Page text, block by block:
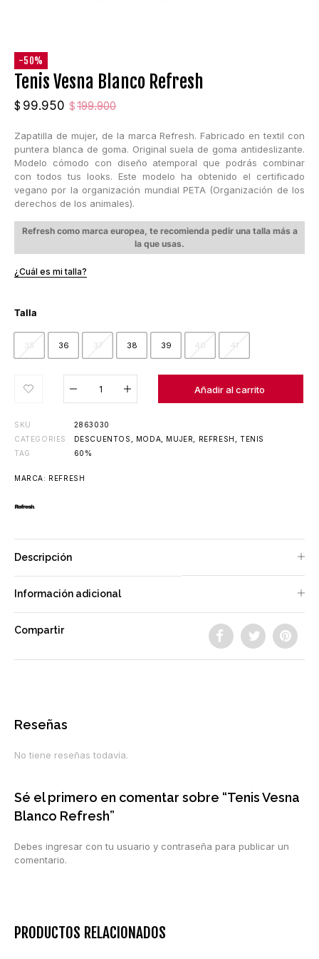
-50%
Tenis Vesna Blanco Refresh
$ 199.900
El
original
era:
$199.900.
$ 99.950
El
actual
es:
$99.950.
Zapatilla de mujer, de la marca Refresh. Fabricado en textil con
puntera blanca de goma. Original suela de goma antideslizante.
Modelo cómodo con diseño atemporal que podrás combinar
con todos tus looks. Este modelo ha obtenido el certificado
vegano por la organización mundial PETA (Organización de los
derechos de los animales).
Refresh como marca europea, te recomienda pedir una talla más a
la que usas.
¿Cuál es mi talla?
35 36 37 38 39 40 41
Talla
Añadir al carrito
Añadido al carrito
SKU
2863030
CATEGORIES
DESCUENTOS MODA MUJER REFRESH ,TENIS
TAG
60%
MARCA: REFRESH
Descripción
Información adicional
Compartir
Reseñas
No tiene reseñas todavía.
Sé el primero en comentar sobre “Tenis Vesna
Blanco Refresh”
Debes ingresar con tu usuario y contraseña para publicar un
comentario.
PRODUCTOS RELACIONADOS